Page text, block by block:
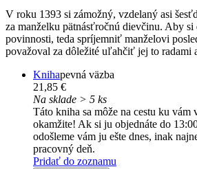
V roku 1393 si zámožný, vzdelaný asi
za manželku pätnásťročnú dievčinu. Aby
povinnosti, teda spríjemniť manželovi
považoval za dôležité uľahčiť jej to radami
Knihapevná väzba
21,85 €
Na sklade > 5 ks
Táto kniha sa môže na cestu ku
okamžite! Ak si ju objednáte do
odošleme vám ju ešte dnes, inak
pracovný deň.
Pridať do zoznamu